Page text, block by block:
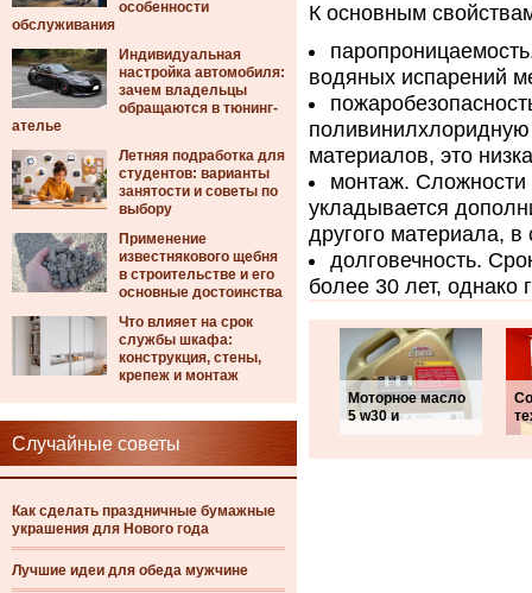
особенности
обслуживания
Индивидуальная
настройка автомобиля:
зачем владельцы
обращаются в тюнинг-
ателье
Летняя подработка для
студентов: варианты
занятости и советы по
выбору
Применение
известнякового щебня
в строительстве и его
основные достоинства
Что влияет на срок
службы шкафа:
конструкция, стены,
крепеж и монтаж
Случайные советы
Как сделать праздничные бумажные
украшения для Нового года
Лучшие идеи для обеда мужчине
К основным
водяных испарений
материалов, это
монтаж. Сложности
укладывается
другого материала,
долговечность.
более 30 лет, однако
Моторное масло
5 w30 и